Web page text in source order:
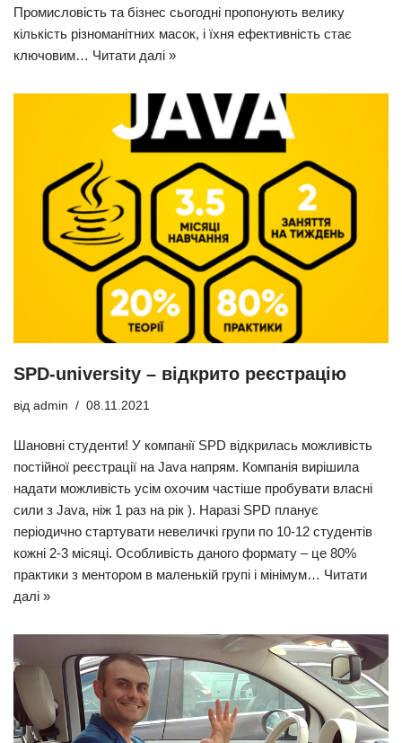
Промисловість та бізнес сьогодні пропонують велику
кількість різноманітних масок, і їхня ефективність стає
ключовим… Читати далі »
SPD-university – відкрито реєстрацію
від admin 08.11.2021
Шановні студенти! У компанії SPD відкрилась можливість
постійної реєстрації на Java напрям. Компанія вирішила
надати можливість усім охочим частіше пробувати власні
сили з Java, ніж 1 раз на рік ). Наразі SPD планує
періодично стартувати невеличкі групи по 10-12 студентів
кожні 2-3 місяці. Особливість даного формату – це 80%
практики з ментором в маленькій групі і мінімум… Читати
далі »